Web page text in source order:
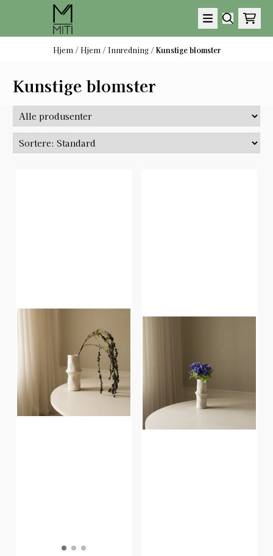
Hopp til innhold
Hjem /Hjem /Innredning /Kunstige blomster
Kunstige blomster